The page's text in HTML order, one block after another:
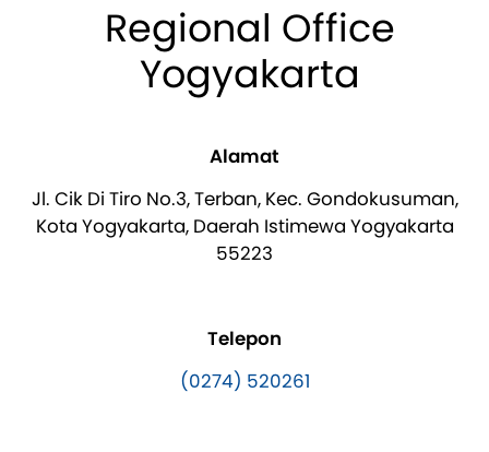
Regional Office
Yogyakarta
Alamat
Jl. Cik Di Tiro No.3, Terban, Kec. Gondokusuman,
Kota Yogyakarta, Daerah Istimewa Yogyakarta
55223
Telepon
(0274) 520261